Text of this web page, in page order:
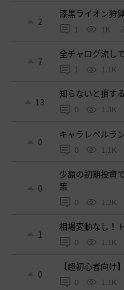
2
漆黒ライオン狩
1 1K
7
全チャログ流し
1 1.1K
13
知らないと損す
0 1.3K
0
キャラレベルラ
0 1.1K
0
少額の初期投資
策
0 1.2K
1
相場変動なし！
0 1.1K
0
【超初心者向
0 1.1K